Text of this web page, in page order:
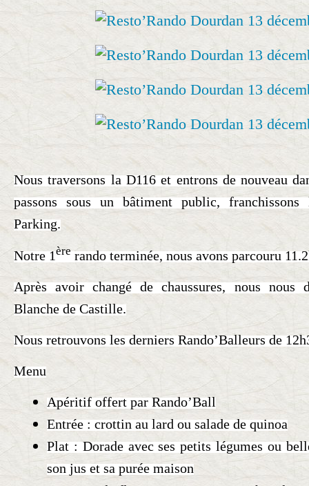
Nous traversons la D116 et entrons de nouveau
passons sous un bâtiment public,
Parking.
Notre 1èrerando terminée, nous avons parcouru
Après avoir changé de chaussures, nous nous
Blanche de Castille.
Nous retrouvons les derniers Rando’Balleurs de
Menu
Apéritif offert par Rando’Ball
Entrée : crottin au lard ou salade de quinoa
Plat : Dorade avec ses petits légumes ou
son jus et sa purée maison